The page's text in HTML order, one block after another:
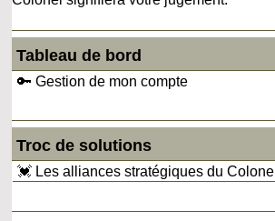
Tableau de bord
🔑 Gestion de mon compte
Troc de solutions
💓 Les alliances stratégiques du Colonel